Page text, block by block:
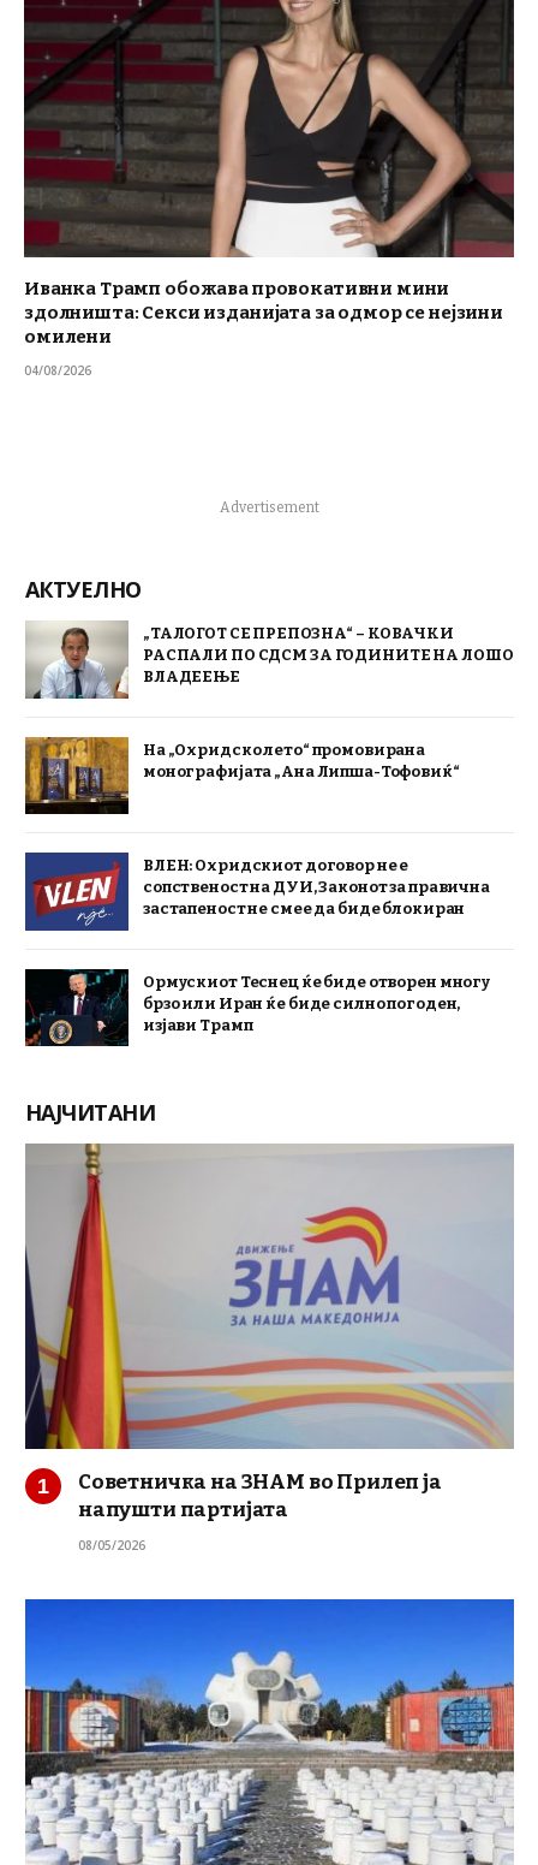
Иванка Трамп обожава провокативни мини
здолништа: Секси изданијата за одмор се нејзини
омилени
04/08/2026
Advertisement
АКТУЕЛНО
„ТАЛОГОТ СЕ ПРЕПОЗНА“ – КОВАЧКИ
РАСПАЛИ ПО СДСМ ЗА ГОДИНИТЕ НА ЛОШО
ВЛАДЕЕЊЕ
На „Охридско лето“ промовирана
монографијата „Ана Липша-Тофовиќ“
ВЛЕН: Охридскиот договор не е
сопственост на ДУИ, Законот за правична
застапеност не смее да биде блокиран
Ормускиот Теснец ќе биде отворен многу
брзо или Иран ќе биде силно погоден,
изјави Трамп
НАЈЧИТАНИ
Советничка на ЗНАМ во Прилеп ја
напушти партијата
08/05/2026